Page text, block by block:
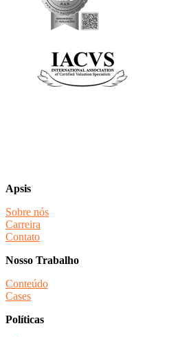
Apsis
Sobre nós
Carreira
Contato
Nosso Trabalho
Conteúdo
Cases
Políticas